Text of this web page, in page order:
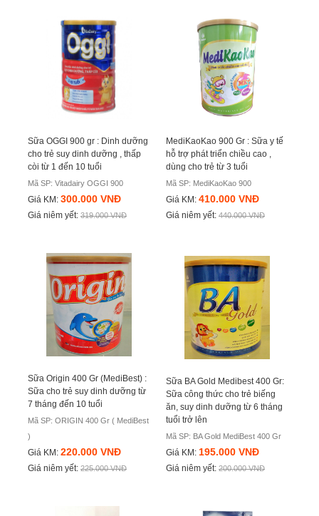
Sữa OGGI 900 gr : Dinh dưỡng
cho trẻ suy dinh dưỡng , thấp
còi từ 1 đến 10 tuổi
Mã SP: Vitadairy OGGI 900
Giá KM: 300.000 VNĐ
Giá niêm yết: 319.000 VNĐ
MediKaoKao 900 Gr : Sữa y tế
hỗ trợ phát triển chiều cao ,
dùng cho trẻ từ 3 tuổi
Mã SP: MediKaoKao 900
Giá KM: 410.000 VNĐ
Giá niêm yết: 440.000 VNĐ
Sữa Origin 400 Gr (MediBest) :
Sữa cho trẻ suy dinh dưỡng từ
7 tháng đến 10 tuổi
Mã SP: ORIGIN 400 Gr ( MediBest
)
Giá KM: 220.000 VNĐ
Giá niêm yết: 225.000 VNĐ
Sữa BA Gold Medibest 400 Gr:
Sữa công thức cho trẻ biếng
ăn, suy dinh dưỡng từ 6 tháng
tuổi trở lên
Mã SP: BA Gold MediBest 400 Gr
Giá KM: 195.000 VNĐ
Giá niêm yết: 200.000 VNĐ